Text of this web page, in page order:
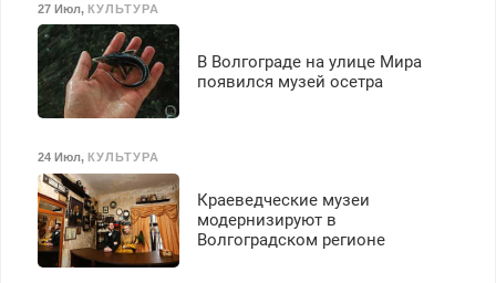
27 Июл, КУЛЬТУРА
В Волгограде на улице Мира
появился музей осетра
24 Июл, КУЛЬТУРА
Краеведческие музеи
модернизируют в
Волгоградском регионе